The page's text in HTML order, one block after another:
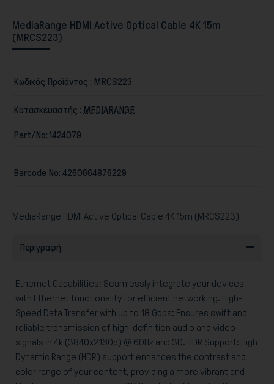
MediaRange HDMI Active Optical Cable 4K 15m
(MRCS223)
Κωδικός Προϊόντος : MRCS223
Κατασκευαστής : MEDIARANGE
Part/No:1424079
Barcode No: 4260664876229
MediaRange HDMI Active Optical Cable 4K 15m (MRCS223)
Περιγραφή
Ethernet Capabilities: Seamlessly integrate your devices
with Ethernet functionality for efficient networking. High-
Speed Data Transfer with up to 18 Gbps: Ensures swift and
reliable transmission of high-definition audio and video
signals in 4k (3840x2160p) @ 60Hz and 3D. HDR Support: High
Dynamic Range (HDR) support enhances the contrast and
color range of your content, providing a more vibrant and